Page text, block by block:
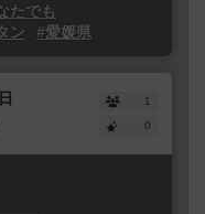
たでも
ン #愛媛県
1
0